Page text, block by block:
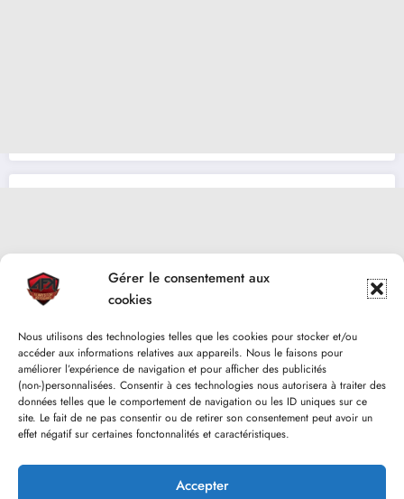
Gérer le consentement aux
cookies
Nous utilisons des technologies telles que les cookies pour stocker et/ou
accéder aux informations relatives aux appareils. Nous le faisons pour
améliorer l’expérience de navigation et pour afficher des publicités
(non-)personnalisées. Consentir à ces technologies nous autorisera à traiter des
données telles que le comportement de navigation ou les ID uniques sur ce
site. Le fait de ne pas consentir ou de retirer son consentement peut avoir un
effet négatif sur certaines fonctonnalités et caractéristiques.
Accepter